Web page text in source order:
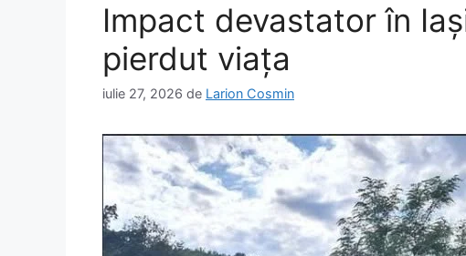
Impact devastator în
pierdut viața
iulie 27, 2026 de Larion Cosmin